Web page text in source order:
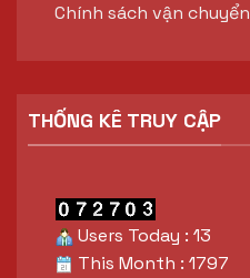
Chính sách vận chuyển
THỐNG KÊ TRUY CẬP
Users Today : 13
This Month : 1797